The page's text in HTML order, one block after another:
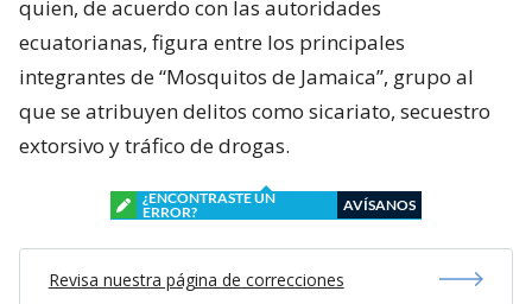
quien, de acuerdo con las autoridades
ecuatorianas, figura entre los principales
integrantes de “Mosquitos de Jamaica”, grupo al
que se atribuyen delitos como sicariato, secuestro
extorsivo y tráfico de drogas.
¿ENCONTRASTE UN
ERROR?
AVÍSANOS
Revisa nuestra página de correcciones